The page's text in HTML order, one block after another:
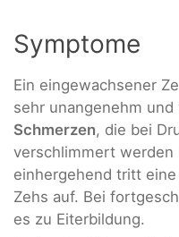
Symptome
Ein eingewachsener
sehr unangenehm und
Schmerzen, die bei
verschlimmert werden
einhergehend tritt eine
Zehs auf. Bei
es zu Eiterbildung.